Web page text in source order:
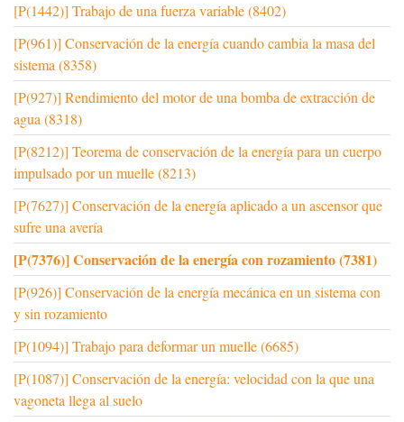
[P(1442)] Trabajo de una fuerza variable (8402)
[P(961)] Conservación de la energía cuando cambia la masa del
sistema (8358)
[P(927)] Rendimiento del motor de una bomba de extracción de
agua (8318)
[P(8212)] Teorema de conservación de la energía para un cuerpo
impulsado por un muelle (8213)
[P(7627)] Conservación de la energía aplicado a un ascensor que
sufre una avería
[P(7376)] Conservación de la energía con rozamiento (7381)
[P(926)] Conservación de la energía mecánica en un sistema con
y sin rozamiento
[P(1094)] Trabajo para deformar un muelle (6685)
[P(1087)] Conservación de la energía: velocidad con la que una
vagoneta llega al suelo